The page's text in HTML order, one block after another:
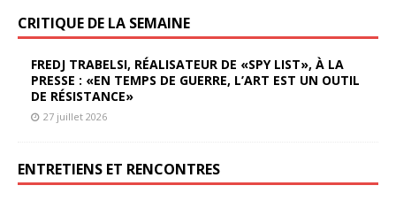
CRITIQUE DE LA SEMAINE
FREDJ TRABELSI, RÉALISATEUR DE «SPY LIST», À LA
PRESSE : «EN TEMPS DE GUERRE, L’ART EST UN OUTIL
DE RÉSISTANCE»
27 juillet 2026
ENTRETIENS ET RENCONTRES